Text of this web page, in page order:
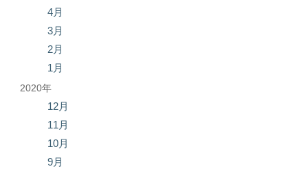
4月
3月
2月
1月
2020年
12月
11月
10月
9月